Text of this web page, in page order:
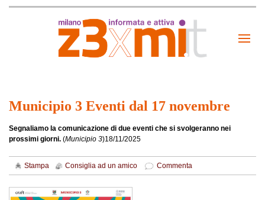
Municipio 3 Eventi dal 17 novembre
Segnaliamo la comunicazione di due eventi che si svolgeranno nei
prossimi giorni. (Municipio 3)18/11/2025
Stampa Consiglia ad un amico Commenta